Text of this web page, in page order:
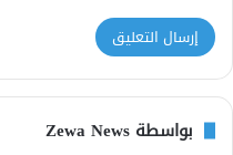
بواسطة Zewa News